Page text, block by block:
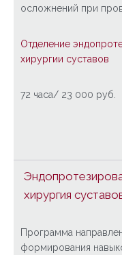
осложнений при
Отделение
хирургии суставов
72 часа/ 23 000 руб.
хирургия
Программа
формирования